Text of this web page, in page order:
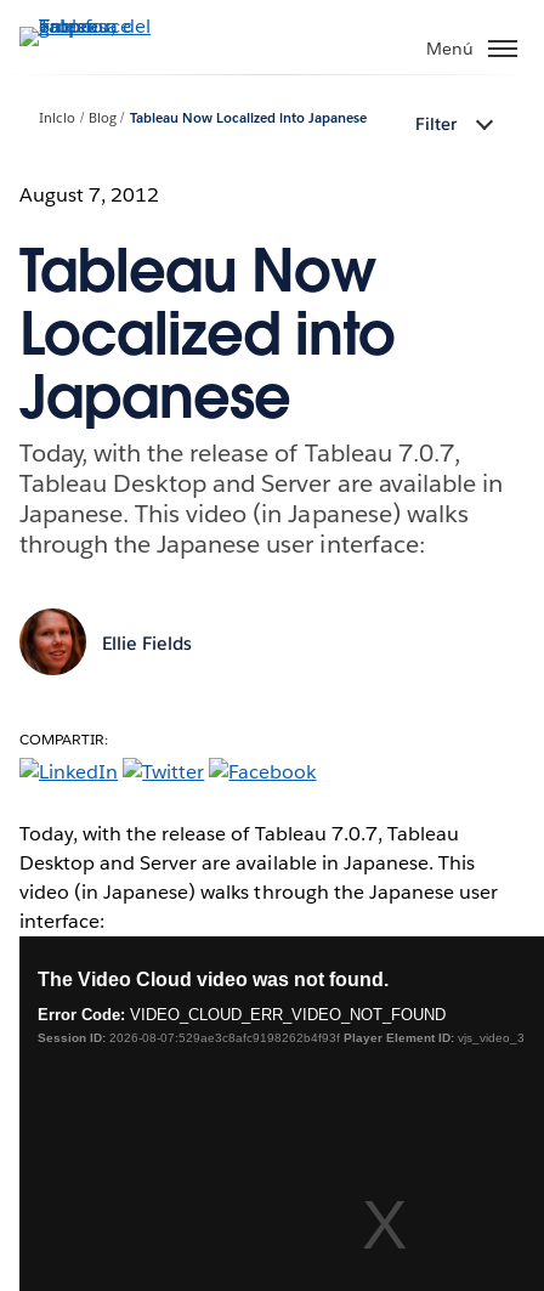
Menú
Inicio Blog Tableau Now Localized into Japanese Filter
August 7, 2012
Tableau Now
Localized into
Japanese
Today, with the release of Tableau 7.0.7,
Tableau Desktop and Server are available in
Japanese. This video (in Japanese) walks
through the Japanese user interface:
Ellie Fields
COMPARTIR:
Today, with the release of Tableau 7.0.7, Tableau
Desktop and Server are available in Japanese. This
video (in Japanese) walks through the Japanese user
interface: